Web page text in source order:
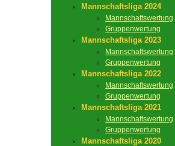
Mannschaftsliga 2024
Mannschaftswertung
Gruppenwertung
Mannschaftsliga 2023
Mannschaftswertung
Gruppenwertung
Mannschaftsliga 2022
Mannschaftswertung
Gruppenwertung
Mannschaftsliga 2021
Mannschaftswertung
Gruppenwertung
Mannschaftsliga 2020